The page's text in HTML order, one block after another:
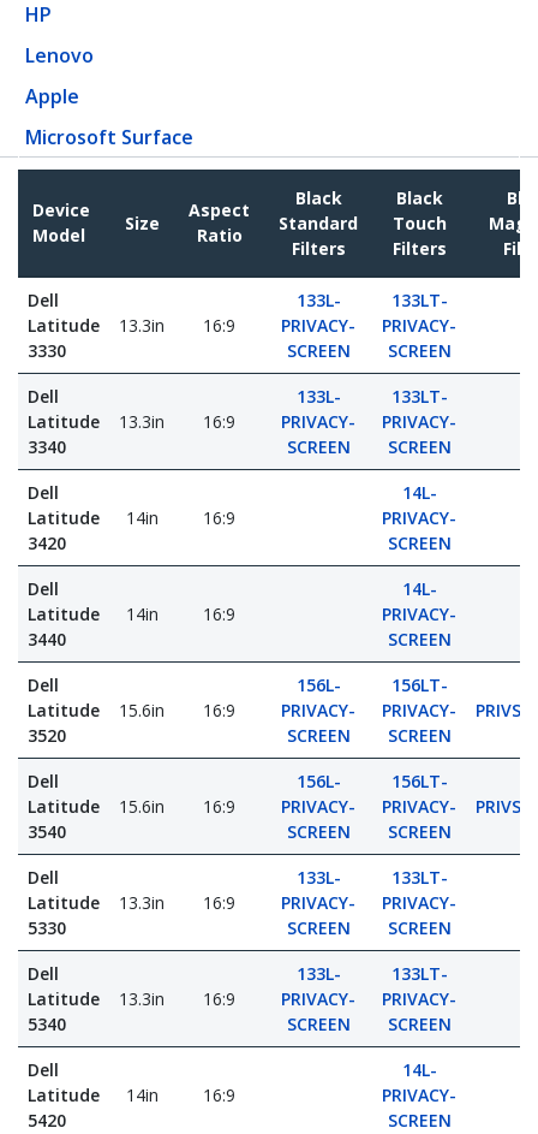
HP
Lenovo
Apple
Microsoft Surface
Device
Model
Size
Aspect
Ratio
Black
Standard
Filters
Black
Touch
Filters
Dell
Latitude
3330
13.3in 16:9
133L-
PRIVACY-
SCREEN
133LT-
PRIVACY-
SCREEN
Dell
Latitude
3340
13.3in 16:9
133L-
PRIVACY-
SCREEN
133LT-
PRIVACY-
SCREEN
Dell
Latitude
3420
14in 16:9
14L-
PRIVACY-
SCREEN
Dell
Latitude
3440
14in 16:9
14L-
PRIVACY-
SCREEN
Dell
Latitude
3520
15.6in 16:9
156L-
PRIVACY-
SCREEN
156LT-
PRIVACY-
SCREEN
Dell
Latitude
3540
15.6in 16:9
156L-
PRIVACY-
SCREEN
156LT-
PRIVACY-
SCREEN
Dell
Latitude
5330
13.3in 16:9
133L-
PRIVACY-
SCREEN
133LT-
PRIVACY-
SCREEN
Dell
Latitude
5340
13.3in 16:9
133L-
PRIVACY-
SCREEN
133LT-
PRIVACY-
SCREEN
Dell
Latitude
5420
14in 16:9
14L-
PRIVACY-
SCREEN